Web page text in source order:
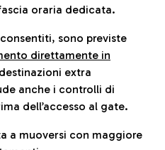
oraria dedicata.
sono previste
direttamente in
extra
anche i controlli di
dell’accesso al gate.
a muoversi con maggiore